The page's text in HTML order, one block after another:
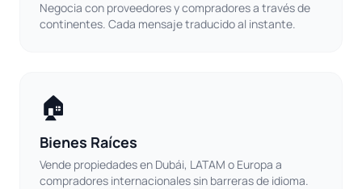
Negocia con proveedores y compradores a través de
continentes. Cada mensaje traducido al instante.
🏠
Bienes Raíces
Vende propiedades en Dubái, LATAM o Europa a
compradores internacionales sin barreras de idioma.